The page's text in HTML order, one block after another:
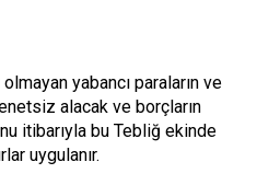
yabancı paraların ve
alacak ve borçların
itibarıyla bu Tebliğ ekinde
uygulanır.